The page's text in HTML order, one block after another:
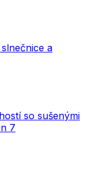
a
so sušenými
7